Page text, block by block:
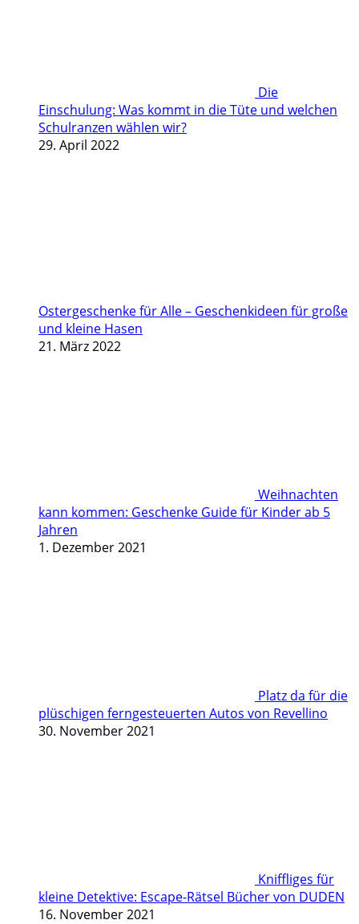
Die
Einschulung: Was kommt in die Tüte und welchen
Schulranzen wählen wir?
29. April 2022
Ostergeschenke für Alle – Geschenkideen für große
und kleine Hasen
21. März 2022
Weihnachten
kann kommen: Geschenke Guide für Kinder ab 5
Jahren
1. Dezember 2021
Platz da für die
plüschigen ferngesteuerten Autos von Revellino
30. November 2021
Kniffliges für
kleine Detektive: Escape-Rätsel Bücher von DUDEN
16. November 2021